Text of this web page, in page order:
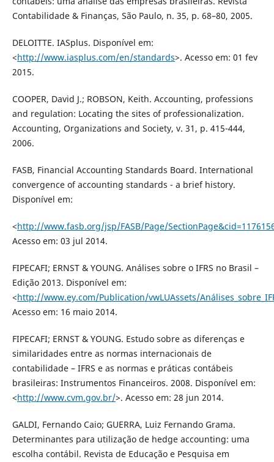
Contabilidade & Finanças, São Paulo, n. 35, p. 68–80, 2005.
DELOITTE. IASplus. Disponível em:
<http://www.iasplus.com/en/standards>. Acesso em: 01 fev
2015.
COOPER, David J.; ROBSON, Keith. Accounting, professions
and regulation: Locating the sites of professionalization.
Accounting, Organizations and Society, v. 31, p. 415-444,
2006.
FASB, Financial Accounting Standards Board. International
convergence of accounting standards - a brief history.
Disponível em:
<http://www.fasb.org/jsp/FASB/Page/
Acesso em: 03 jul 2014.
FIPECAFI; ERNST & YOUNG. Análises sobre o IFRS no Brasil –
Edição 2013. Disponível em:
<http://www.ey.com/Publication/vwLUAssets/
Acesso em: 16 maio 2014.
FIPECAFI; ERNST & YOUNG. Estudo sobre as diferenças e
similaridades entre as normas internacionais de
contabilidade – IFRS e as normas e práticas contábeis
brasileiras: Instrumentos Financeiros. 2008. Disponível em:
<http://www.cvm.gov.br/>. Acesso em: 28 jun 2014.
GALDI, Fernando Caio; GUERRA, Luiz Fernando Grama.
Determinantes para utilização de hedge accounting: uma
escolha contábil. Revista de Educação e Pesquisa em